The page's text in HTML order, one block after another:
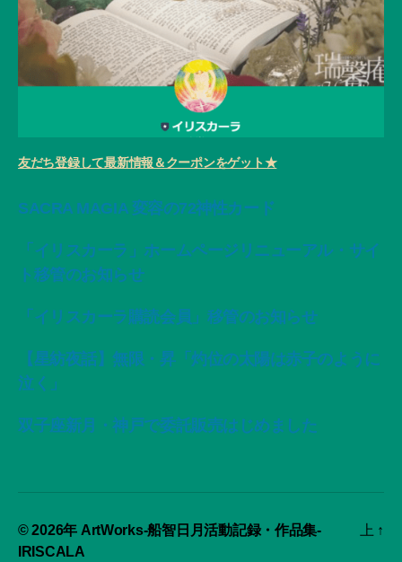
友だち登録して最新情報＆クーポンをゲット★
SACRA MAGIA 変容の72神性カード
「イリスカーラ」ホームページリニューアル・サイ
ト移管のお知らせ
「イリスカーラ購読会員」移管のお知らせ
【星紡夜話】無限・昇「灼位の太陽は赤子のように
泣く」
双子座新月・神戸で委託販売はじめました
© 2026年 ArtWorks-船智日月活動記録・作品集-
IRISCALA
上 ↑